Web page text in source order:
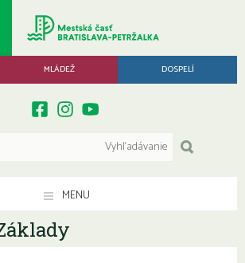
MLÁDEŽ DOSPELÍ
MENU